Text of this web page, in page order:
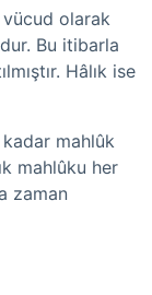
olarak
Bu itibarla
Hâlık ise
mahlûk
mahlûku her
zaman